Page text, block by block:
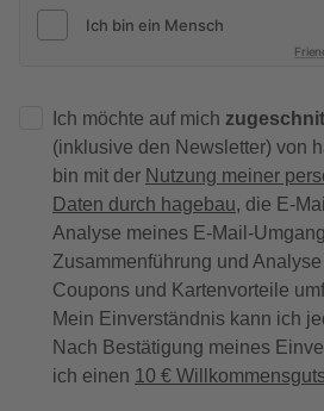
Ich möchte auf mich
(inklusive den Newsletter) von
bin mit der Nutzung meiner
Daten durch hagebau, die E-
Analyse meines E-Mail-
Zusammenführung und
Coupons und Kartenvorteile
Mein Einverständnis kann ich
Nach Bestätigung meines
ich einen 10 €